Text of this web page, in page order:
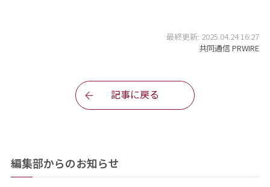
最終更新: 2025.04.24 16:27
共同通信 PRWIRE
記事に戻る
編集部からのお知らせ